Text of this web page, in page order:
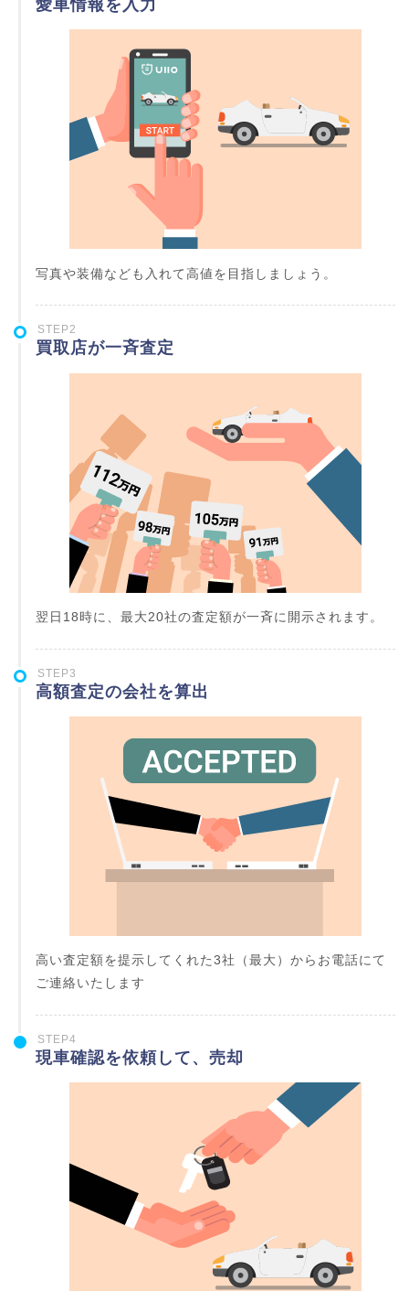
愛車情報を入力
写真や装備なども入れて高値を目指しましょう。
STEP2
買取店が一斉査定
翌日18時に、最大20社の査定額が一斉に開示されます。
STEP3
高額査定の会社を算出
高い査定額を提示してくれた3社（最大）からお電話にて
ご連絡いたします
STEP4
現車確認を依頼して、売却